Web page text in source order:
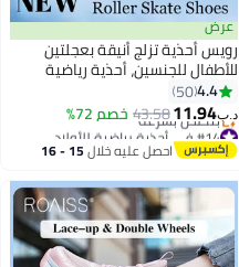
عرض
رويس أحذية تزلج أنيقة بعجلتين
للأطفال للجنسين، أحذية رياضية
منخفضة الارتفاع باللون الأبيض،
بعجلات قابلة للفصل، مناسبة للأولاد
والبنات والمراهقين، أحذية رياضية
مبتكرة برباط
4.4
50
د.ب‏11.94
43.58خصم 72% #14 في أحذية رياضية للأولاد
أقل سعر في 30 يوم
بتخلّص بسرعة
#14 في أحذية رياضية للأولاد
احصل عليه خلال 15 - 16